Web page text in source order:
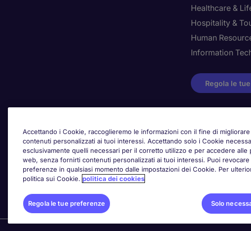
Healthcare &
Hospitality &
Human
Information
Regola le
Accettando i Cookie, raccoglieremo le informazioni con il fine di
contenuti personalizzati ai tuoi interessi. Accettando solo i Cookie
esclusivamente quelli necessari per il corretto utilizzo e per accedere alle
web, senza fornirti contenuti personalizzati ai tuoi interessi. Puoi
preferenze in qualsiasi momento dalle impostazioni dei Cookie. Per
politica sui Cookie. politica dei cookies
Regola le tue preferenze Solo